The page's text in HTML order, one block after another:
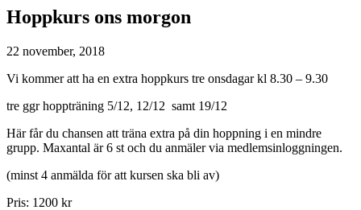
Hoppkurs ons morgon
22 november, 2018
Vi kommer att ha en extra hoppkurs tre onsdagar kl 8.30 – 9.30
tre ggr hoppträning 5/12, 12/12 samt 19/12
Här får du chansen att träna extra på din hoppning i en mindre
grupp. Maxantal är 6 st och du anmäler via medlemsinloggningen.
(minst 4 anmälda för att kursen ska bli av)
Pris: 1200 kr